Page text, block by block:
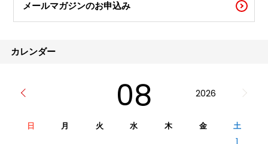
メールマガジンのお申込み
カレンダー
08 2026
日 月 火 水 木 金 土
1